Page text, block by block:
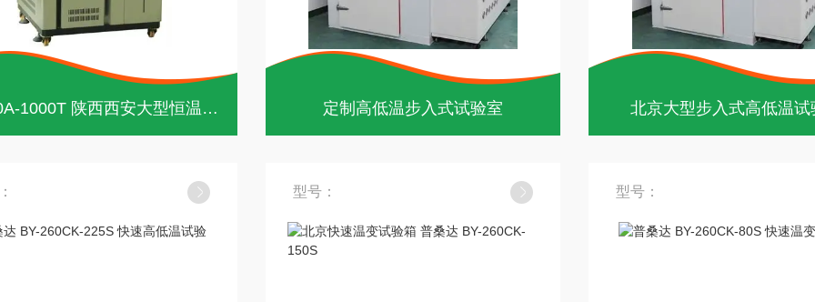
BY-260A-1000T 陕西西安大型恒温恒湿试验箱 定制高低温步入式试验室 北京大型步入式高低温试
型号： 型号：